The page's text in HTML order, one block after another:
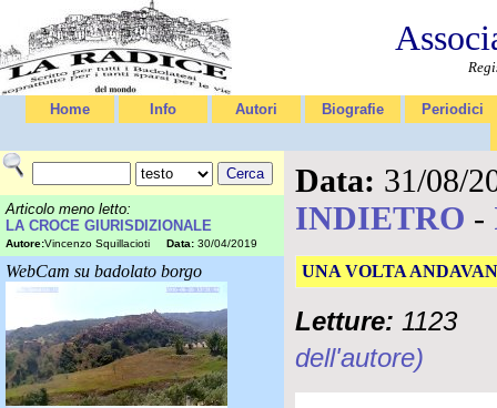
Home Info Autori Biografie Periodici
Articolo meno letto:
LA CROCE GIURISDIZIONALE
Autore:Vincenzo Squillacioti Data: 30/04/2019
WebCam su badolato borgo
Data: 31/08/
INDIETRO -
UNA VOLTA
Letture: 1123
dell'autore)